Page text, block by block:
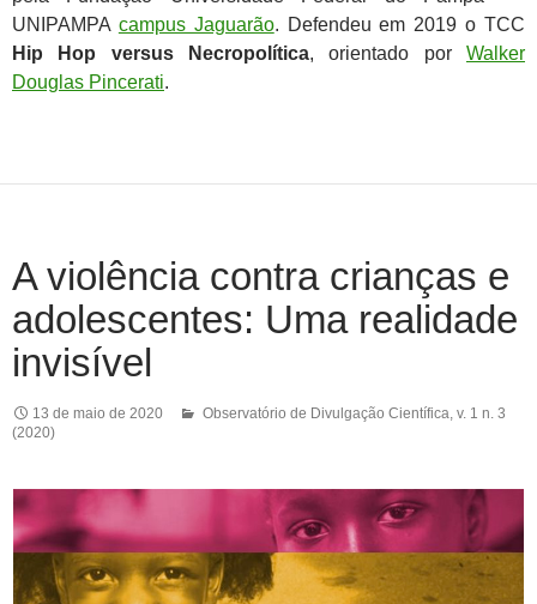
UNIPAMPA campus Jaguarão. Defendeu em 2019 o TCC
Hip Hop versus Necropolítica, orientado por Walker
Douglas Pincerati.
A violência contra crianças e
adolescentes: Uma realidade
invisível
13 de maio de 2020 Observatório de Divulgação Científica, v. 1 n. 3
(2020)